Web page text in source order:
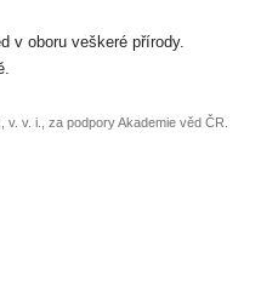
nebo
v oboru veškeré přírody.
v. i., za podpory Akademie věd ČR.